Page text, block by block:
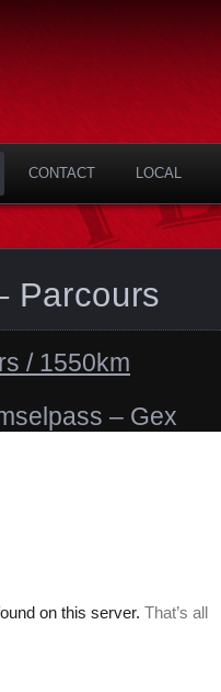
CONTACT LOCAL
Parcours
/ 1550km
– Gex